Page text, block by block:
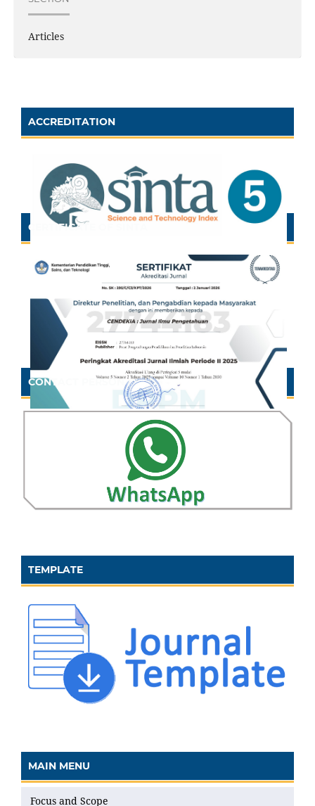
Articles
ACCREDITATION
CERTIFICATE OF SINTA
CONTACT PERSON
TEMPLATE
MAIN MENU
Focus and Scope